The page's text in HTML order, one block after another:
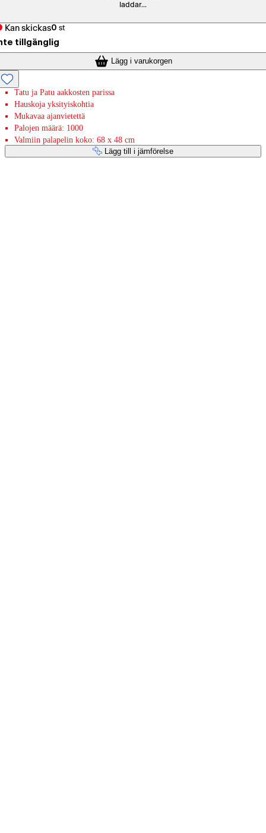
laddar...
Kan skickas0 st
tillgänglig
Lägg i varukorgen
Tatu ja Patu aakkosten parissa
Hauskoja yksityiskohtia
Mukavaa ajanvietettä
Palojen määrä: 1000
Valmiin palapelin koko: 68 x 48 cm
Lägg till i jämförelse